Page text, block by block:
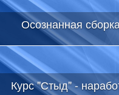
Осознанная
Курс "Стыд" -